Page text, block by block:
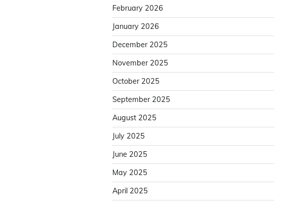
February 2026
January 2026
December 2025
November 2025
October 2025
September 2025
August 2025
July 2025
June 2025
May 2025
April 2025